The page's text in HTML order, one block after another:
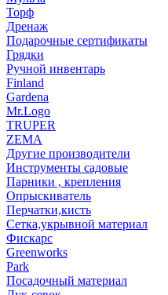
Торф
Дренаж
Подарочные сертификаты
Грядки
Ручной инвентарь
Finland
Gardena
Mr.Logo
TRUPER
ZEMA
Другие производители
Инструменты садовые
Парники , крепления
Опрыскиватель
Перчатки,кисть
Сетка,укрывной материал
Фискарс
Greenworks
Park
Посадочный материал